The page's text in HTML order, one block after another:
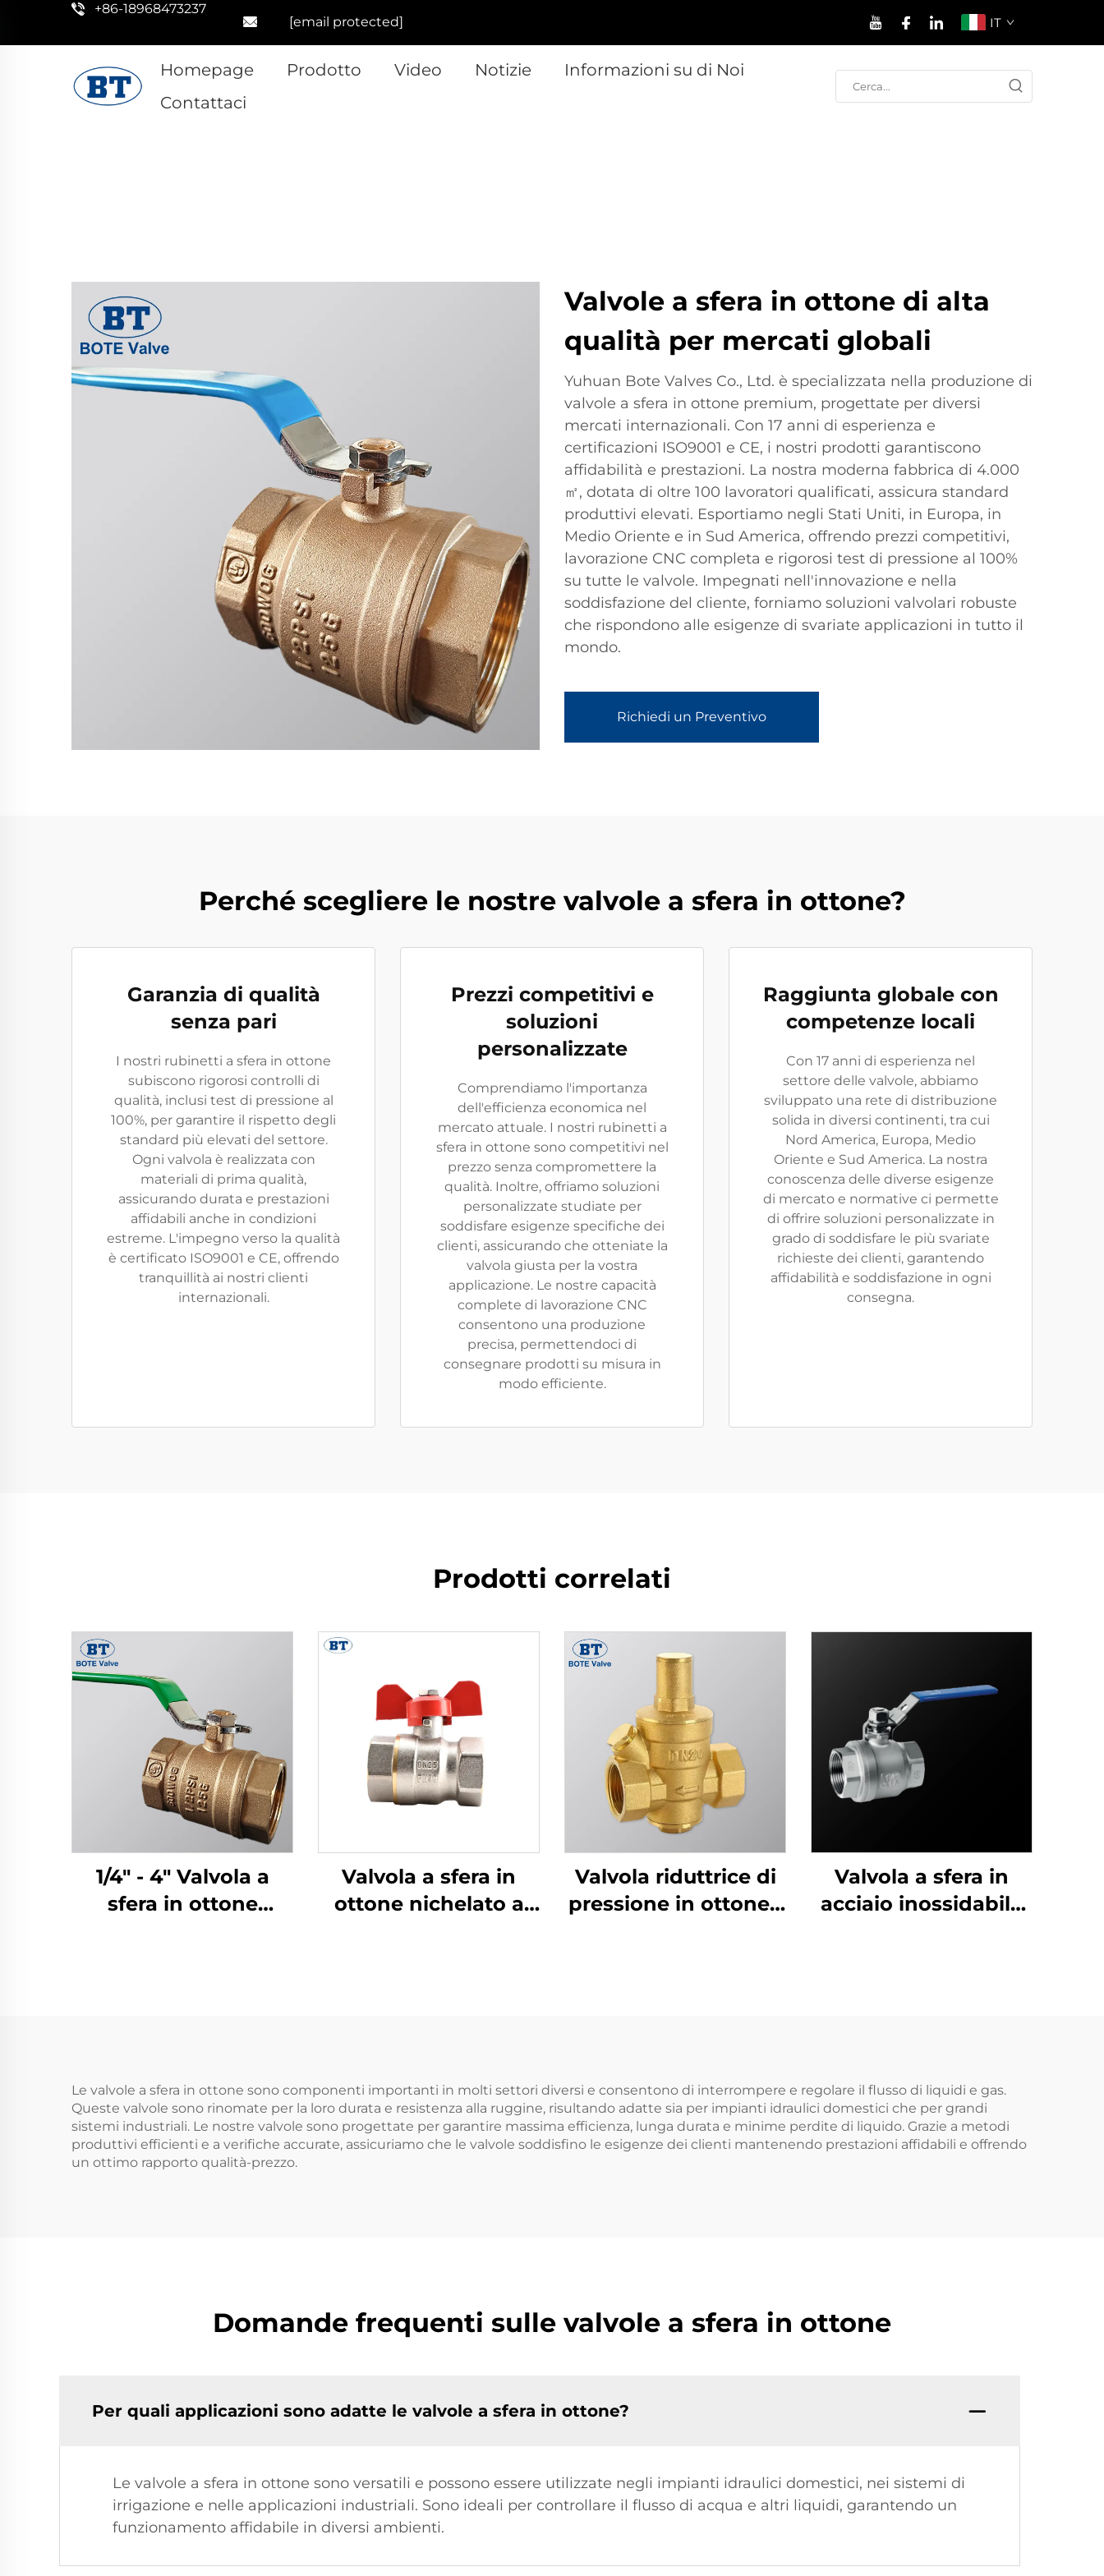
+86-18968473237
[email protected]
IT
Homepage Prodotto Video Notizie
Informazioni su di Noi
Contattaci
Valvole a sfera in ottone di alta
qualità per mercati globali
Yuhuan Bote Valves Co., Ltd. è specializzata nella produzione di
valvole a sfera in ottone premium, progettate per diversi
mercati internazionali. Con 17 anni di esperienza e
certificazioni ISO9001 e CE, i nostri prodotti garantiscono
affidabilità e prestazioni. La nostra moderna fabbrica di 4.000
㎡, dotata di oltre 100 lavoratori qualificati, assicura standard
produttivi elevati. Esportiamo negli Stati Uniti, in Europa, in
Medio Oriente e in Sud America, offrendo prezzi competitivi,
lavorazione CNC completa e rigorosi test di pressione al 100%
su tutte le valvole. Impegnati nell'innovazione e nella
soddisfazione del cliente, forniamo soluzioni valvolari robuste
che rispondono alle esigenze di svariate applicazioni in tutto il
mondo.
Richiedi un Preventivo
Perché scegliere le nostre valvole a sfera in ottone?
Garanzia di qualità
senza pari
I nostri rubinetti a sfera in ottone
subiscono rigorosi controlli di
qualità, inclusi test di pressione al
100%, per garantire il rispetto degli
standard più elevati del settore.
Ogni valvola è realizzata con
materiali di prima qualità,
assicurando durata e prestazioni
affidabili anche in condizioni
estreme. L'impegno verso la qualità
è certificato ISO9001 e CE, offrendo
tranquillità ai nostri clienti
internazionali.
Prezzi competitivi e
soluzioni
personalizzate
Comprendiamo l'importanza
dell'efficienza economica nel
mercato attuale. I nostri rubinetti a
sfera in ottone sono competitivi nel
prezzo senza compromettere la
qualità. Inoltre, offriamo soluzioni
personalizzate studiate per
soddisfare esigenze specifiche dei
clienti, assicurando che otteniate la
valvola giusta per la vostra
applicazione. Le nostre capacità
complete di lavorazione CNC
consentono una produzione
precisa, permettendoci di
consegnare prodotti su misura in
modo efficiente.
Raggiunta globale con
competenze locali
Con 17 anni di esperienza nel
settore delle valvole, abbiamo
sviluppato una rete di distribuzione
solida in diversi continenti, tra cui
Nord America, Europa, Medio
Oriente e Sud America. La nostra
conoscenza delle diverse esigenze
di mercato e normative ci permette
di offrire soluzioni personalizzate in
grado di soddisfare le più svariate
richieste dei clienti, garantendo
affidabilità e soddisfazione in ogni
consegna.
Prodotti correlati
1/4" - 4" Valvola a
sfera in ottone
Valvola a sfera in
ottone nichelato a
Valvola riduttrice di
pressione in ottone -
Valvola a sfera in
acciaio inossidabile
Le valvole a sfera in ottone sono componenti importanti in molti settori diversi e consentono di interrompere e regolare il flusso di liquidi e gas.
Queste valvole sono rinomate per la loro durata e resistenza alla ruggine, risultando adatte sia per impianti idraulici domestici che per grandi
sistemi industriali. Le nostre valvole sono progettate per garantire massima efficienza, lunga durata e minime perdite di liquido. Grazie a metodi
produttivi efficienti e a verifiche accurate, assicuriamo che le valvole soddisfino le esigenze dei clienti mantenendo prestazioni affidabili e offrendo
un ottimo rapporto qualità-prezzo.
Domande frequenti sulle valvole a sfera in ottone
Per quali applicazioni sono adatte le valvole a sfera in ottone?
Le valvole a sfera in ottone sono versatili e possono essere utilizzate negli impianti idraulici domestici, nei sistemi di
irrigazione e nelle applicazioni industriali. Sono ideali per controllare il flusso di acqua e altri liquidi, garantendo un
funzionamento affidabile in diversi ambienti.